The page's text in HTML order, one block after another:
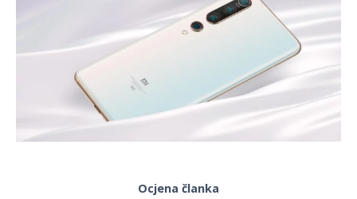
Ocjena članka